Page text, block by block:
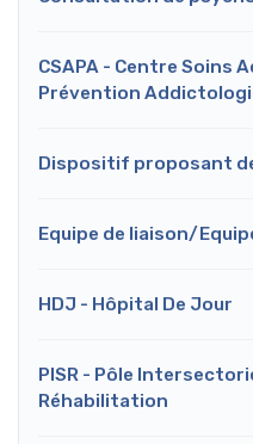
CSAPA - Centre Soins
Prévention
Dispositif proposant
Equipe de liaison/
HDJ - Hôpital De Jour
PISR - Pôle
Réhabilitation